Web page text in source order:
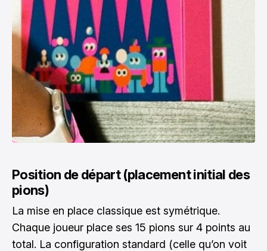
Position de départ (placement initial des
pions)
La mise en place classique est symétrique.
Chaque joueur place ses 15 pions sur 4 points au
total. La configuration standard (celle qu’on voit